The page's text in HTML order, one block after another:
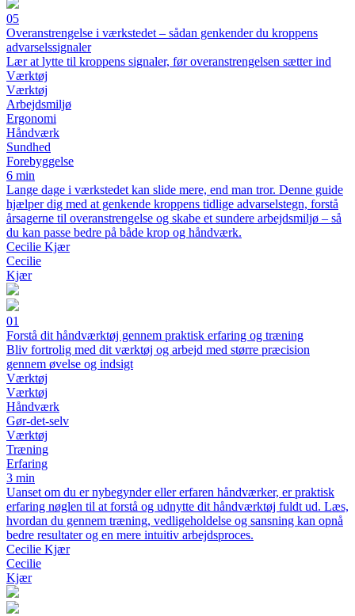
05
Overanstrengelse i værkstedet – sådan genkender du kroppens
advarselssignaler
Lær at lytte til kroppens signaler, før overanstrengelsen sætter ind
Værktøj
Værktøj
Arbejdsmiljø
Ergonomi
Håndværk
Sundhed
Forebyggelse
6 min
Lange dage i værkstedet kan slide mere, end man tror. Denne guide
hjælper dig med at genkende kroppens tidlige advarselstegn, forstå
årsagerne til overanstrengelse og skabe et sundere arbejdsmiljø – så
du kan passe bedre på både krop og håndværk.
Cecilie Kjær
Cecilie
Kjær
01
Forstå dit håndværktøj gennem praktisk erfaring og træning
Bliv fortrolig med dit værktøj og arbejd med større præcision
gennem øvelse og indsigt
Værktøj
Værktøj
Håndværk
Gør-det-selv
Værktøj
Træning
Erfaring
3 min
Uanset om du er nybegynder eller erfaren håndværker, er praktisk
erfaring nøglen til at forstå og udnytte dit håndværktøj fuldt ud. Læs,
hvordan du gennem træning, vedligeholdelse og sansning kan opnå
bedre resultater og en mere intuitiv arbejdsproces.
Cecilie Kjær
Cecilie
Kjær